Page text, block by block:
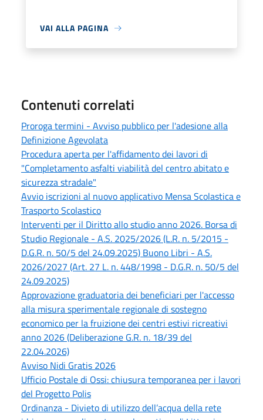
VAI ALLA PAGINA
Contenuti correlati
Proroga termini - Avviso pubblico per l'adesione alla
Definizione Agevolata
Procedura aperta per l'affidamento dei lavori di
"Completamento asfalti viabilità del centro abitato e
sicurezza stradale"
Avvio iscrizioni al nuovo applicativo Mensa Scolastica e
Trasporto Scolastico
Interventi per il Diritto allo studio anno 2026. Borsa di
Studio Regionale - A.S. 2025/2026 (L.R. n. 5/2015 -
D.G.R. n. 50/5 del 24.09.2025) Buono Libri - A.S.
2026/2027 (Art. 27 L. n. 448/1998 - D.G.R. n. 50/5 del
24.09.2025)
Approvazione graduatoria dei beneficiari per l'accesso
alla misura sperimentale regionale di sostegno
economico per la fruizione dei centri estivi ricreativi
anno 2026 (Deliberazione G.R. n. 18/39 del
22.04.2026)
Avviso Nidi Gratis 2026
Ufficio Postale di Ossi: chiusura temporanea per i lavori
del Progetto Polis
Ordinanza - Divieto di utilizzo dell’acqua della rete